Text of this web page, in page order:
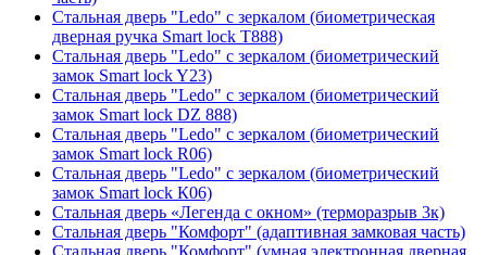
Стальная дверь "Ledo" с зеркалом (биометрическая
дверная ручка Smart lock T888)
Стальная дверь "Ledo" с зеркалом (биометрический
замок Smart lock Y23)
Стальная дверь "Ledo" с зеркалом (биометрический
замок Smart lock DZ 888)
Стальная дверь "Ledo" с зеркалом (биометрический
замок Smart lock R06)
Стальная дверь "Ledo" с зеркалом (биометрический
замок Smart lock К06)
Стальная дверь «Легенда с окном» (терморазрыв 3к)
Стальная дверь "Комфорт" (адаптивная замковая часть)
Стальная дверь "Комфорт" (умная электронная дверная